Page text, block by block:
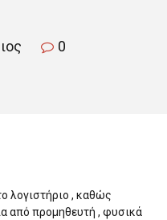
0
λογιστήριο , καθώς
από προμηθευτή , φυσικά